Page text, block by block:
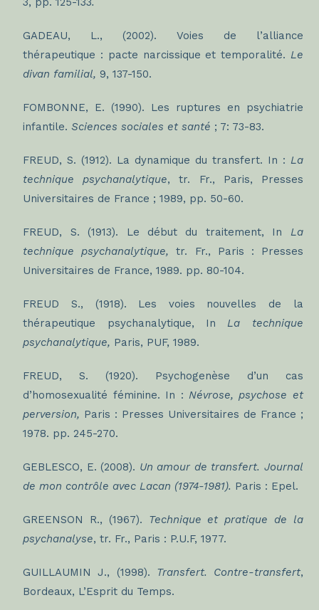
GADEAU, L., (2002). Voies de l’alliance
thérapeutique : pacte narcissique et temporalité. Le
divan familial, 9, 137-150.
FOMBONNE, E. (1990). Les ruptures en psychiatrie
infantile.Sciences sociales et santé ; 7: 73-83.
FREUD, S. (1912). La dynamique du transfert. In : La
technique psychanalytique, tr. Fr., Paris, Presses
Universitaires de France ; 1989, pp. 50-60.
FREUD, S. (1913). Le début du traitement, In La
technique psychanalytique, tr. Fr., Paris : Presses
Universitaires de France, 1989. pp. 80-104.
FREUD S., (1918). Les voies nouvelles de la
thérapeutique psychanalytique, InLa technique
psychanalytique, Paris, PUF, 1989.
FREUD, S. (1920). Psychogenèse d’un cas
d’homosexualité féminine. In : Névrose, psychose et
perversion, Paris : Presses Universitaires de France ;
1978. pp. 245-270.
GEBLESCO, E. (2008). Un amour de transfert. Journal
de mon contrôle avec Lacan (1974-1981). Paris : Epel.
GREENSON R., (1967). Technique et pratique de la
psychanalyse, tr. Fr., Paris : P.U.F, 1977.
GUILLAUMIN J., (1998). Transfert. Contre-transfert,
Bordeaux, L’Esprit du Temps.